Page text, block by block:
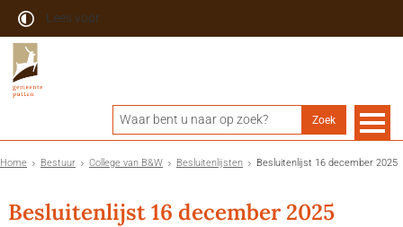
Lees voor
Home Bestuur College van B&W Besluitenlijsten Besluitenlijst 16 december 2025
Besluitenlijst 16 december 2025